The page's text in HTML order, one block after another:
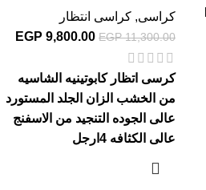
كراسى, كراسى انتظار
EGP11,300.00
EGP 9,800.00
كرسى اتظار كابوتينيه الشاسيه
من الخشب الزان الجلد المستورد
عالى الجوده التنجيد من الاسفنج
عالى الكثافه 4ارجل